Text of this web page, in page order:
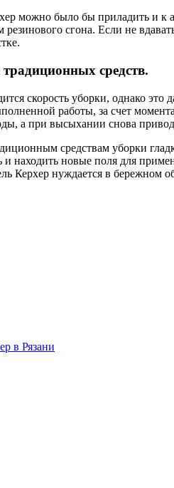
можно было бы приладить и
резинового сгона. Если не
средств.
скорость уборки, однако
работы, за счет
а при высыхании снова
средствам уборки
новые поля для
Керхер нуждается в